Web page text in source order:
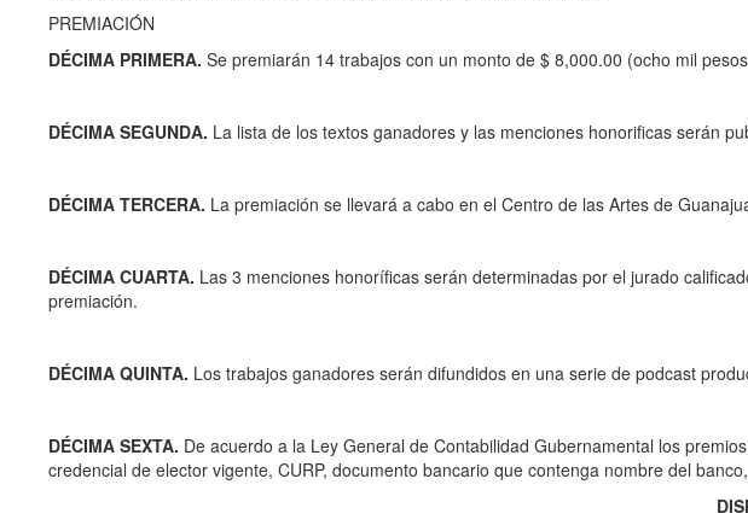
PREMIACIÓN
DÉCIMA PRIMERA. Se premiarán 14 trabajos con un monto de $ 8,000.00 (ocho mil
DÉCIMA SEGUNDA. La lista de los textos ganadores y las menciones honorificas serán
DÉCIMA TERCERA. La premiación se llevará a cabo en el Centro de las Artes de
DÉCIMA CUARTA. Las 3 menciones honoríficas serán determinadas por el jurado
premiación.
DÉCIMA QUINTA. Los trabajos ganadores serán difundidos en una serie de podcast
DÉCIMA SEXTA. De acuerdo a la Ley General de Contabilidad Gubernamental los
credencial de elector vigente, CURP, documento bancario que contenga nombre del